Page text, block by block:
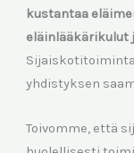
kustantaa
eläinlääkärikulut
yhdistyksen
Toivomme, että